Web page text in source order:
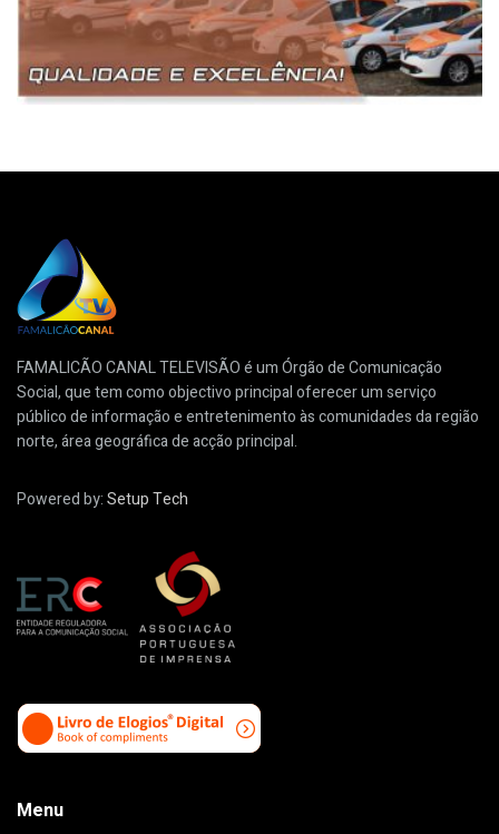
FAMALICÃO CANAL TELEVISÃO é um Órgão de Comunicação
Social, que tem como objectivo principal oferecer um serviço
público de informação e entretenimento às comunidades da região
norte, área geográfica de acção principal.
Powered by:Setup Tech
Menu